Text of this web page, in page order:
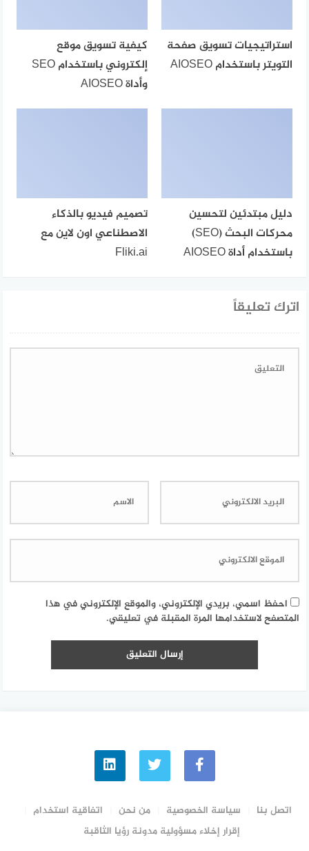
استراتيجيات تسويق صفحة
التويتر باستخدام AIOSEO
كيفية تسويق موقع
إلكتروني باستخدام SEO
وأداة AIOSEO
دليل مبتدئين لتحسين
محركات البحث (SEO)
باستخدام أداة AIOSEO
تصميم فيديو بالذكاء
الاصطناعي اون لاين مع
Fliki.ai
اترك تعليقاً
احفظ اسمي، بريدي الإلكتروني، والموقع الإلكتروني في هذا
المتصفح لاستخدامها المرة المقبلة في تعليقي.
اتصل بنا سياسة الخصوصية من نحن
اتفاقية استخدام
إقرار إخلاء مسؤولية مدونة رؤيا الثاقبة